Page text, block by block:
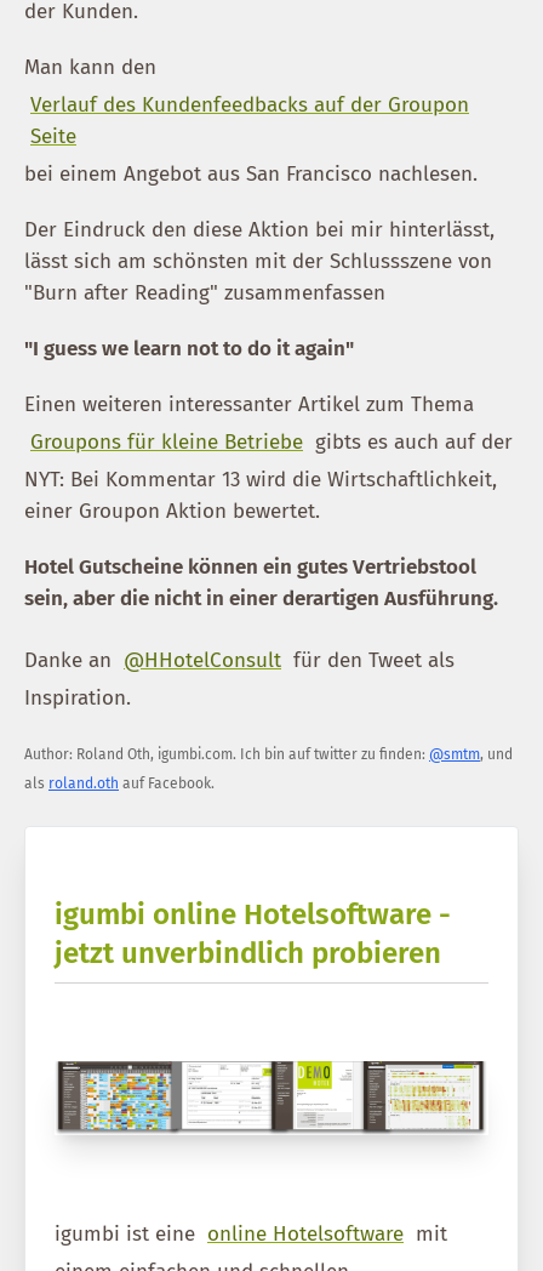
der Kunden.
Man kann den
Verlauf des Kundenfeedbacks auf der Groupon
Seite
bei einem Angebot aus San Francisco nachlesen.
Der Eindruck den diese Aktion bei mir hinterlässt,
lässt sich am schönsten mit der Schlussszene von
"Burn after Reading" zusammenfassen
"I guess we learn not to do it again"
Einen weiteren interessanter Artikel zum Thema
Groupons für kleine Betriebe gibts es auch auf der
NYT: Bei Kommentar 13 wird die Wirtschaftlichkeit,
einer Groupon Aktion bewertet.
Hotel Gutscheine können ein gutes Vertriebstool
sein, aber die nicht in einer derartigen Ausführung.
Danke an @HHotelConsult für den Tweet als
Inspiration.
Author: Roland Oth, igumbi.com. Ich bin auf twitter zu finden: @smtm, und
als roland.oth auf Facebook.
igumbi online Hotelsoftware -
jetzt unverbindlich probieren
igumbi ist eine online Hotelsoftware mit